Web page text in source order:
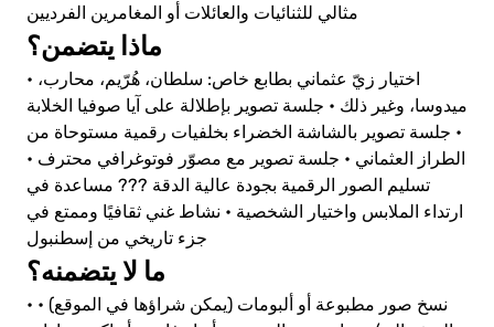
مثالي للثنائيات والعائلات أو المغامرين الفرديين
ماذا يتضمن؟
• اختيار زيّ عثماني بطابع خاص: سلطان، هُرّيم، محارب،
ميدوسا، وغير ذلك • جلسة تصوير بإطلالة على آيا صوفيا الخلابة
• جلسة تصوير بالشاشة الخضراء بخلفيات رقمية مستوحاة من
الطراز العثماني • جلسة تصوير مع مصوّر فوتوغرافي محترف •
تسليم الصور الرقمية بجودة عالية الدقة ??? مساعدة في
ارتداء الملابس واختيار الشخصية • نشاط غني ثقافيًا وممتع في
جزء تاريخي من إسطنبول
ما لا يتضمنه؟
• نسخ صور مطبوعة أو ألبومات (يمكن شراؤها في الموقع) •